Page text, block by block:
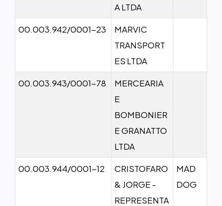
A LTDA
00.003.942/0001-23
MARVIC
TRANSPORT
ES LTDA
00.003.943/0001-78
MERCEARIA
E
BOMBONIER
E GRANATTO
LTDA
00.003.944/0001-12
CRISTOFARO
& JORGE -
REPRESENTA
MAD
DOG